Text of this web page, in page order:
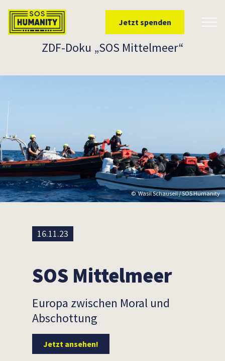
Jetzt spenden
ZDF-Doku „SOS Mittelmeer“
Wasil Schauseil / SOS Humanity
16.11.23
SOS Mittelmeer
Europa zwischen Moral und
Abschottung
Jetzt ansehen!